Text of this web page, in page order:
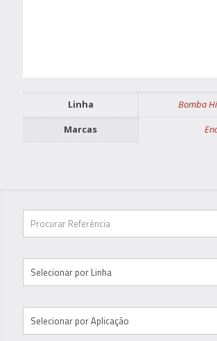
Linha
Bomba
Marcas